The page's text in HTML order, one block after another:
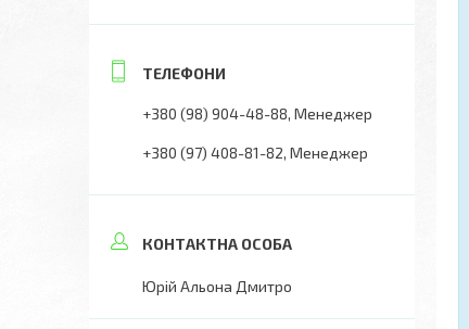
+380 (98) 904-48-88 Менеджер
+380 (97) 408-81-82 Менеджер
Юрій Альона Дмитро